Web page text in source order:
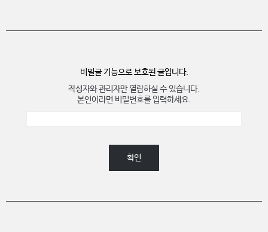
비밀글 기능으로 보호된 글입니다.
작성자와 관리자만 열람하실 수 있습니다.
본인이라면 비밀번호를 입력하세요.
확인